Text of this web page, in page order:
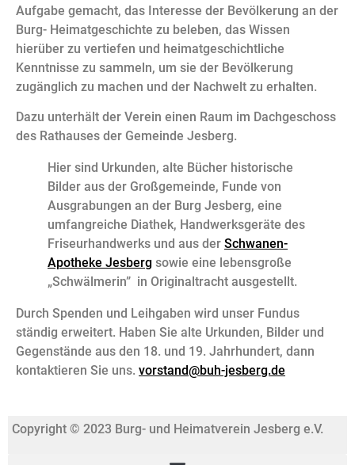
Aufgabe gemacht, das Interesse der Bevölkerung an der
Burg- Heimatgeschichte zu beleben, das Wissen
hierüber zu vertiefen und heimatgeschichtliche
Kenntnisse zu sammeln, um sie der Bevölkerung
zugänglich zu machen und der Nachwelt zu erhalten.
Dazu unterhält der Verein einen Raum im Dachgeschoss
des Rathauses der Gemeinde Jesberg.
Hier sind Urkunden, alte Bücher historische
Bilder aus der Großgemeinde, Funde von
Ausgrabungen an der Burg Jesberg, eine
umfangreiche Diathek, Handwerksgeräte des
Friseurhandwerks und aus der Schwanen-
Apotheke Jesberg sowie eine lebensgroße
„Schwälmerin” in Originaltracht ausgestellt.
Durch Spenden und Leihgaben wird unser Fundus
ständig erweitert. Haben Sie alte Urkunden, Bilder und
Gegenstände aus den 18. und 19. Jahrhundert, dann
kontaktieren Sie uns. vorstand@buh-jesberg.de
Copyright © 2023 Burg- und Heimatverein Jesberg e.V.